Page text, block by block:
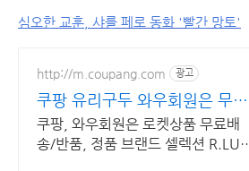
심오한 교훈, 샤를 페로 동화 '빨간 망토'
http://m.coupang.com 광고
쿠팡 유리구두 와우회원은 무제
한 무료 배송
쿠팡, 와우회원은 로켓상품 무료배
송/반품, 정품 브랜드 셀렉션 R.LUX